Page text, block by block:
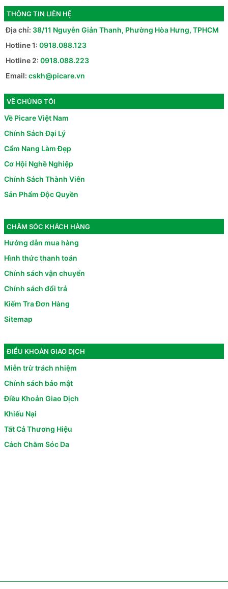
THÔNG TIN LIÊN HỆ
Địa chỉ: 38/11 Nguyễn Giản Thanh, Phường Hòa Hưng, TPHCM
Hotline 1: 0918.088.123
Hotline 2: 0918.088.223
Email: cskh@picare.vn
VỀ CHÚNG TÔI
Về Picare Việt Nam
Chính Sách Đại Lý
Cẩm Nang Làm Đẹp
Cơ Hội Nghề Nghiệp
Chính Sách Thành Viên
Sản Phẩm Độc Quyền
CHĂM SÓC KHÁCH HÀNG
Hướng dẫn mua hàng
Hình thức thanh toán
Chính sách vận chuyển
Chính sách đổi trả
Kiểm Tra Đơn Hàng
Sitemap
ĐIỀU KHOẢN GIAO DỊCH
Miễn trừ trách nhiệm
Chính sách bảo mật
Điều Khoản Giao Dịch
Khiếu Nại
Tất Cả Thương Hiệu
Cách Chăm Sóc Da